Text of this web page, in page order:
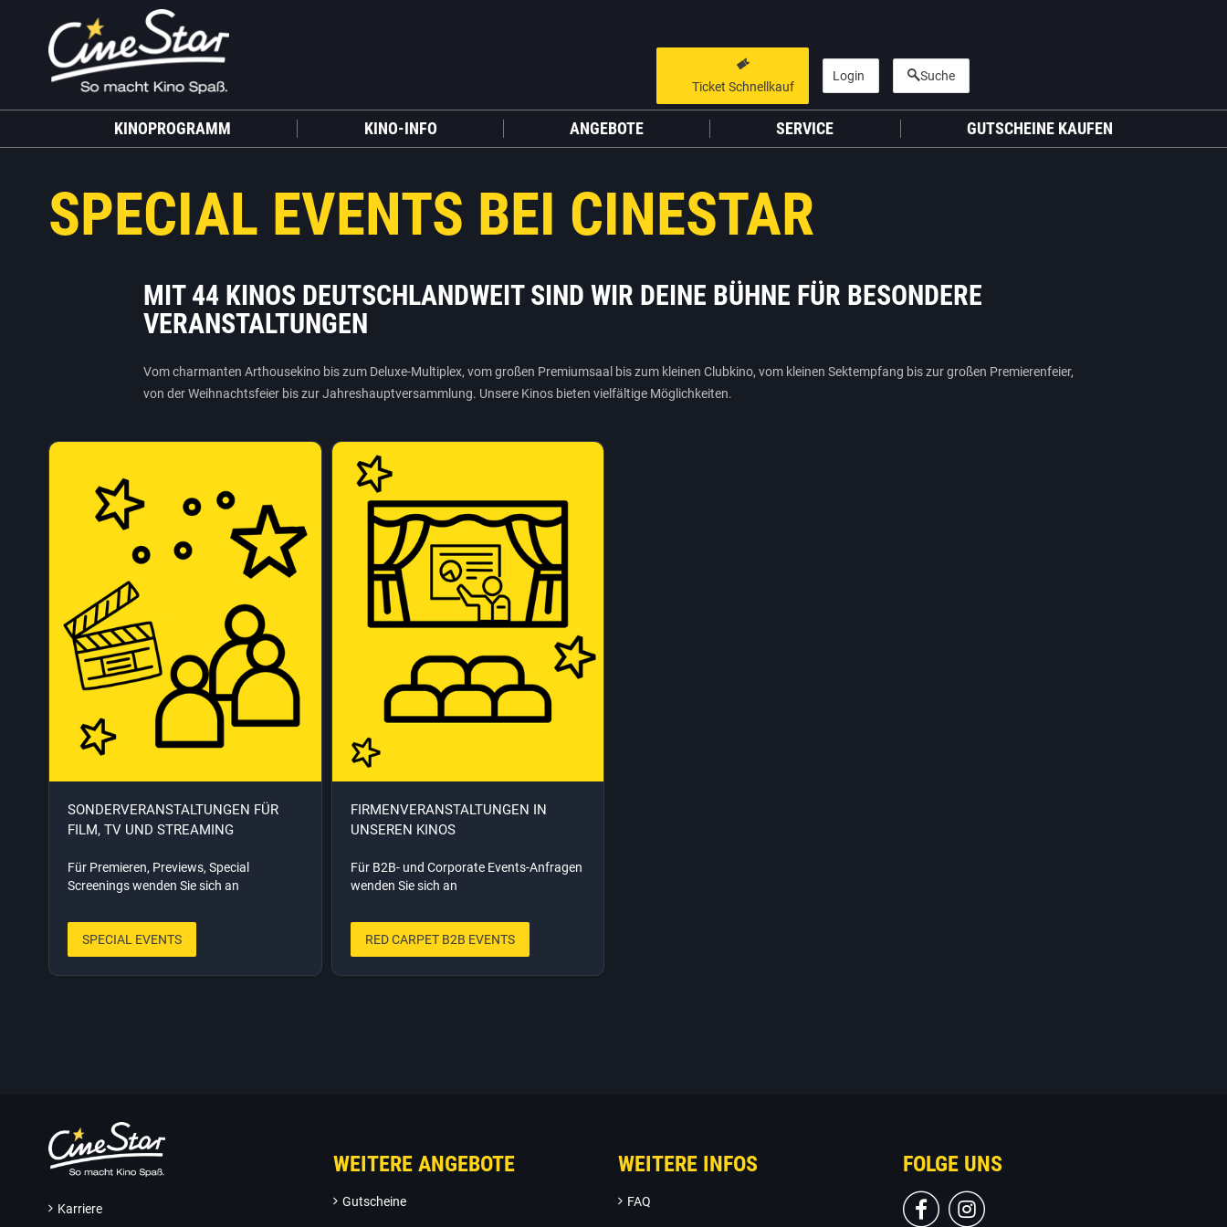
Ticket Schnellkauf
Login Suche
KINOPROGRAMM KINO-INFO ANGEBOTE SERVICE GUTSCHEINE KAUFEN
LIEBER CINESTAR-GAST,
GUTSCHEIN HINZUFÜGEN
Gutschein
SPECIAL EVENTS BEI CINESTAR
MIT 44 KINOS DEUTSCHLANDWEIT SIND WIR DEINE BÜHNE FÜR BESONDERE
VERANSTALTUNGEN
Vom charmanten Arthousekino bis zum Deluxe-Multiplex, vom großen Premiumsaal bis zum kleinen Clubkino, vom kleinen Sektempfang bis zur großen Premierenfeier,
von der Weihnachtsfeier bis zur Jahreshauptversammlung. Unsere Kinos bieten vielfältige Möglichkeiten.
SONDERVERANSTALTUNGEN FÜR
FILM, TV UND STREAMING
Für Premieren, Previews, Special
Screenings wenden Sie sich an
SPECIAL EVENTS
FIRMENVERANSTALTUNGEN IN
UNSEREN KINOS
Für B2B- und Corporate Events-Anfragen
wenden Sie sich an
RED CARPET B2B EVENTS
Karriere
WEITERE ANGEBOTE
Gutscheine
WEITERE INFOS
FAQ
FOLGE UNS